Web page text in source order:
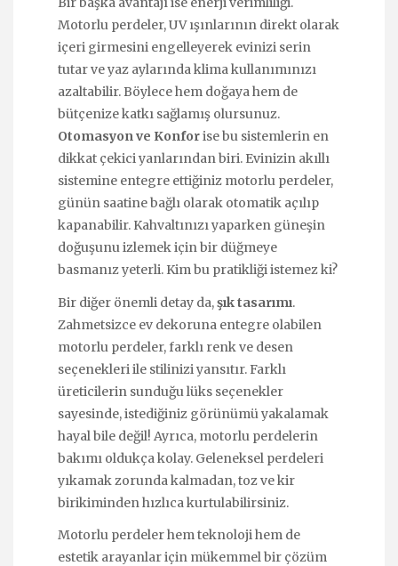
Motorlu perdeler, UV ışınlarının direkt olarak
içeri girmesini engelleyerek evinizi serin
tutar ve yaz aylarında klima kullanımınızı
azaltabilir. Böylece hem doğaya hem de
bütçenize katkı sağlamış olursunuz.
Otomasyon ve Konforise bu sistemlerin en
dikkat çekici yanlarından biri. Evinizin akıllı
sistemine entegre ettiğiniz motorlu perdeler,
günün saatine bağlı olarak otomatik açılıp
kapanabilir. Kahvaltınızı yaparken güneşin
doğuşunu izlemek için bir düğmeye
basmanız yeterli. Kim bu pratikliği istemez ki?
Bir diğer önemli detay da,şık tasarımı.
Zahmetsizce ev dekoruna entegre olabilen
motorlu perdeler, farklı renk ve desen
seçenekleri ile stilinizi yansıtır. Farklı
üreticilerin sunduğu lüks seçenekler
sayesinde, istediğiniz görünümü yakalamak
hayal bile değil! Ayrıca, motorlu perdelerin
bakımı oldukça kolay. Geleneksel perdeleri
yıkamak zorunda kalmadan, toz ve kir
birikiminden hızlıca kurtulabilirsiniz.
Motorlu perdeler hem teknoloji hem de
estetik arayanlar için mükemmel bir çözüm